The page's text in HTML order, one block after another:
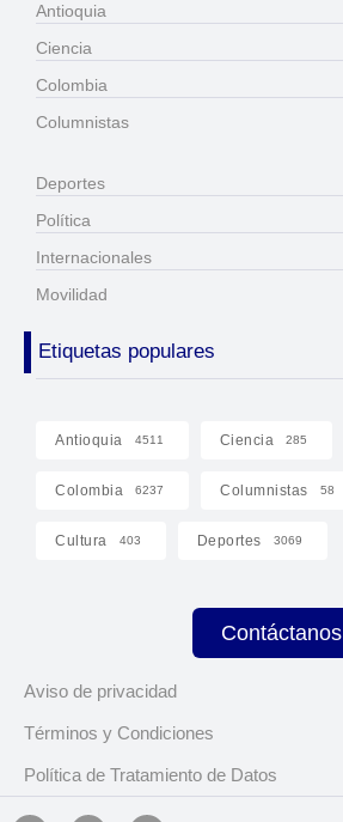
Antioquia
Ciencia
Colombia
Columnistas
Deportes
Política
Internacionales
Movilidad
Etiquetas populares
Antioquia 4511 Ciencia 285
Colombia 6237 Columnistas 58
Cultura 403 Deportes 3069
Contáctanos
Aviso de privacidad
Términos y Condiciones
Política de Tratamiento de Datos